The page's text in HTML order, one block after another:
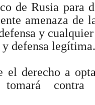
de Rusia para
amenaza de
y
defensa legítima.
el derecho a
tomará